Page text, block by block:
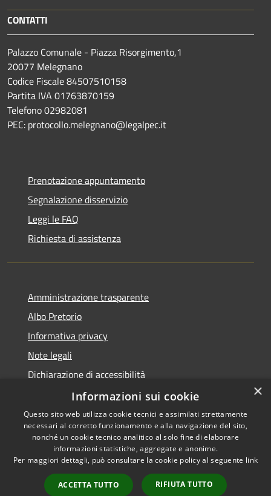
CONTATTI
Palazzo Comunale - Piazza Risorgimento,1
20077 Melegnano
Codice Fiscale 84507510158
Partita IVA 01763870159
Telefono 02982081
PEC: protocollo.melegnano@legalpec.it
Prenotazione appuntamento
Segnalazione disservizio
Leggi le FAQ
Richiesta di assistenza
Amministrazione trasparente
Albo Pretorio
Informativa privacy
Note legali
Dichiarazione di accessibilità
Attuazione PNRR
RSS
Accessibilità
Copyright © 2026 • Comune di
Melegnano • Powered by
Municipium•
Accesso
×
Informazioni sui cookie
Questo sito web utilizza cookie tecnici e assimilati strettamente
necessari al corretto funzionamento e alla navigazione del sito,
nonché un cookie tecnico analitico al solo fine di elaborare
informazioni statistiche, aggregate e anonime.
Per maggiori dettagli, può consultare la cookie policy al seguente link
ACCETTA TUTTO RIFIUTA TUTTO